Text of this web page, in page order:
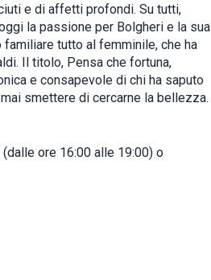
e di affetti profondi. Su tutti,
la passione per Bolgheri e la sua
tutto al femminile, che ha
Il titolo, Pensa che fortuna,
e consapevole di chi ha saputo
smettere di cercarne la bellezza.
ore 16:00 alle 19:00) o